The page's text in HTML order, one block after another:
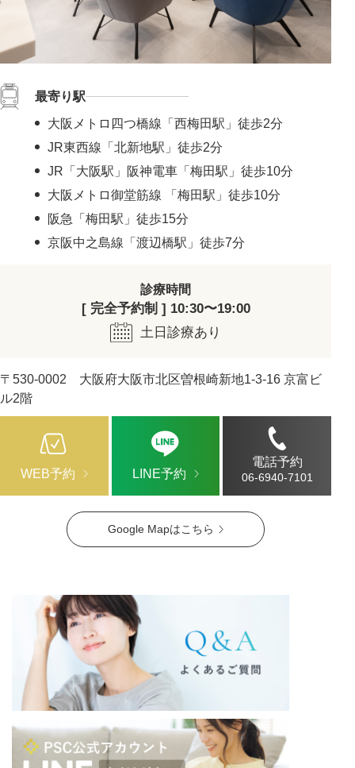
Google Mapはこちら
最寄り駅
大阪メトロ四つ橋線「西梅田駅」徒歩2分
JR東西線「北新地駅」徒歩2分
JR「大阪駅」阪神電車「梅田駅」徒歩10分
大阪メトロ御堂筋線 「梅田駅」徒歩10分
阪急「梅田駅」徒歩15分
京阪中之島線「渡辺橋駅」徒歩7分
診療時間
[ 完全予約制 ] 10:30〜19:00
土日診療あり
〒530-0002 大阪府大阪市北区曽根崎新地1-3-16 京富ビ
ル2階
WEB予約 LINE予約
電話予約
06-6940-7101